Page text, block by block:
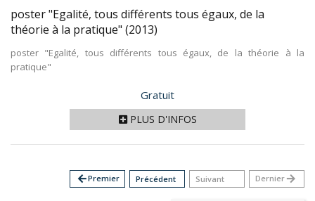
poster "Egalité, tous différents tous égaux, de la
théorie à la pratique" (2013)
poster "Egalité, tous différents tous égaux, de la théorie à la
pratique"
Prix
Gratuit
PLUS D'INFOS
arrow_backPremier Précédent Suivant Dernier arrow_forward